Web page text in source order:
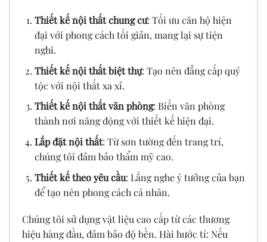
Thiết kế nội thất chung cư: Tối ưu căn hộ hiện
đại với phong cách tối giản, mang lại sự tiện
nghi.
Thiết kế nội thất biệt thự: Tạo nên đẳng cấp quý
tộc với nội thất xa xỉ.
Thiết kế nội thất văn phòng: Biến văn phòng
thành nơi năng động với thiết kế hiện đại.
Lắp đặt nội thất: Từ sơn tường đến trang trí,
chúng tôi đảm bảo thẩm mỹ cao.
Thiết kế theo yêu cầu: Lắng nghe ý tưởng của bạn
để tạo nên phong cách cá nhân.
Chúng tôi sử dụng vật liệu cao cấp từ các thương
hiệu hàng đầu, đảm bảo độ bền. Hài hước tí: Nếu